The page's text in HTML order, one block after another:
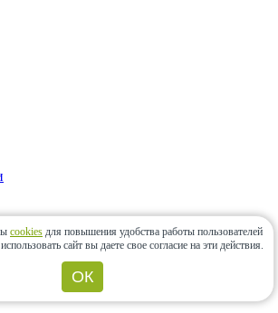
cookies для повышения удобства работы пользователей
сайт вы даете свое согласие на эти действия.
ОК